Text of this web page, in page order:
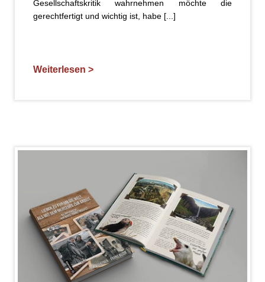
Gesellschaftskritik wahrnehmen möchte die
gerechtfertigt und wichtig ist, habe [...]
Weiterlesen >